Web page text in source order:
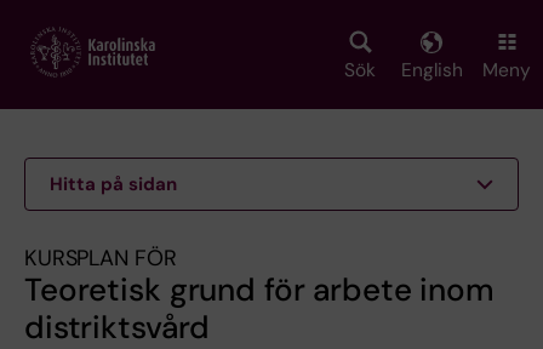
main
Sök English Meny
Hitta på sidan
KURSPLAN FÖR
Teoretisk grund för arbete inom
distriktsvård